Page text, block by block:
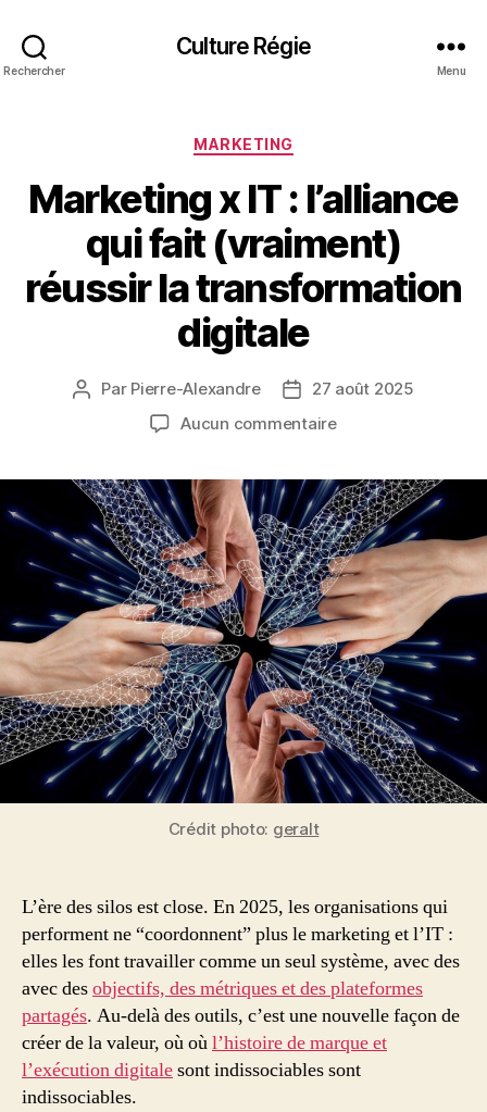
Rechercher
Culture Régie
Menu
Catégories
MARKETING
Marketing x IT : l’alliance
qui fait (vraiment)
réussir la transformation
digitale
Auteur
Par Pierre-Alexandre
Date27 août 2025
Aucun commentairesur
IT
:
l’alliance
qui
fait
(vraiment)
réussir
la
transformation
digitale
Crédit photo: geralt
L’ère des silos est close. En 2025, les organisations qui
performent ne “coordonnent” plus le marketing et l’IT :
elles les font travailler comme un seul système, avec des
avec desobjectifs, des métriques et des plateformes
partagés. Au-delà des outils, c’est une nouvelle façon de
créer de la valeur, où oùl’histoire de marque et
l’exécution digitalesont indissociables sont
indissociables.